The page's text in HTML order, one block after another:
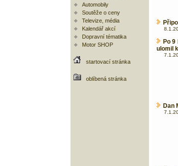
Automobily
Soutěže o ceny
Televize, média
Kalendář akcí
Dopravní tématika
Motor SHOP
startovací stránka
oblíbená stránka
Po
ulomil
Dan